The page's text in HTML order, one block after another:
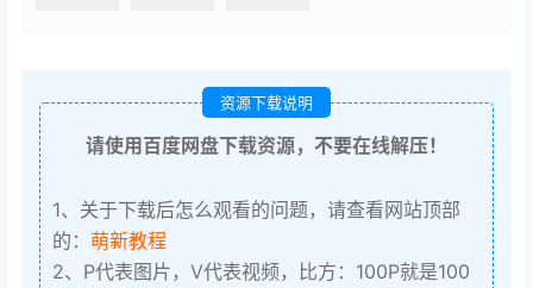
资源下载说明
请使用百度网盘下载资源，不要在线解压！
1、关于下载后怎么观看的问题，请查看网站顶部
的： 萌新教程
2、P代表图片，V代表视频，比方：100P就是100